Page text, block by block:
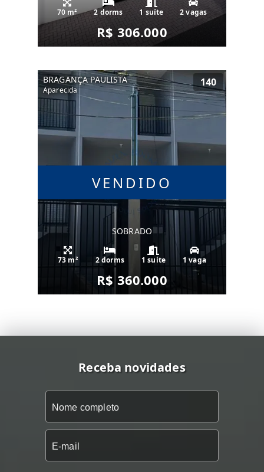
70 m² 2 dorms 1 suíte 2 vagas
R$ 306.000
VENDIDO
BRAGANÇA PAULISTA
Aparecida
140
SOBRADO
73 m² 2 dorms 1 suíte 1 vaga
R$ 360.000
Receba novidades